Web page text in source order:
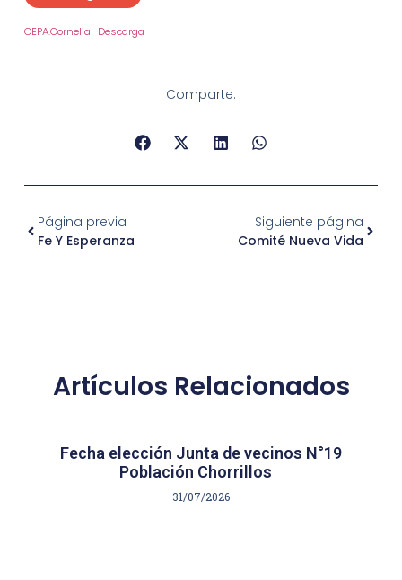
CEPA.Cornelia Descarga
Comparte:
Página previa
Fe Y Esperanza
Siguiente página
Comité Nueva Vida
Artículos Relacionados
Fecha elección Junta de vecinos N°19
Población Chorrillos
31/07/2026